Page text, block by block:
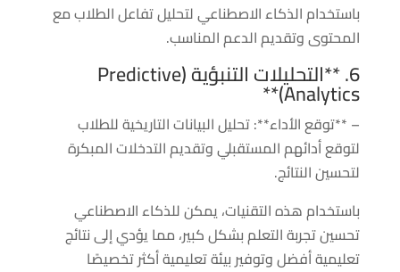
باستخدام الذكاء الاصطناعي لتحليل تفاعل الطلاب مع
المحتوى وتقديم الدعم المناسب.
6. **التحليلات التنبؤية (Predictive
Analytics)**
– **توقع الأداء**: تحليل البيانات التاريخية للطلاب
لتوقع أدائهم المستقبلي وتقديم التدخلات المبكرة
لتحسين النتائج.
باستخدام هذه التقنيات، يمكن للذكاء الاصطناعي
تحسين تجربة التعلم بشكل كبير، مما يؤدي إلى نتائج
تعليمية أفضل وتوفير بيئة تعليمية أكثر تخصيصًا